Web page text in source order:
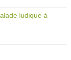
ludique à